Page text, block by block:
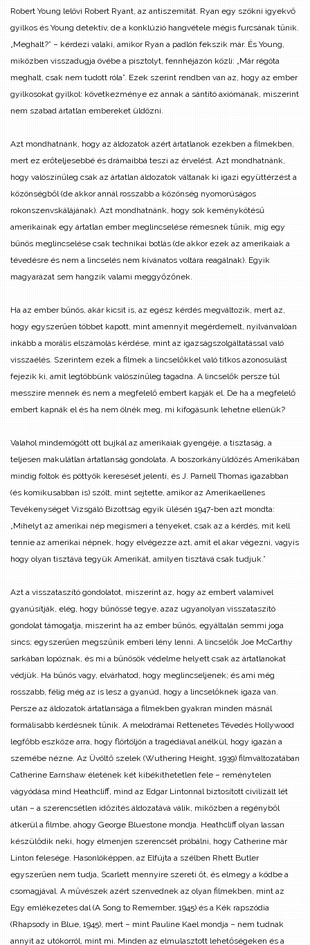
Robert Young lelövi Robert Ryant, az antiszemitát. Ryan egy szökni igyekvő
gyilkos és Young detektív, de a konklúzió hangvétele mégis furcsának tűnik.
„Meghalt?” – kérdezi valaki, amikor Ryan a padlón fekszik már. És Young,
miközben visszadugja övébe a pisztolyt, fennhéjázón közli: „Már régóta
meghalt, csak nem tudott róla”. Ezek szerint rendben van az, hogy az ember
gyilkosokat gyilkol: következménye ez annak a sántító axiómának, miszerint
nem szabad ártatlan embereket üldözni.
Azt mondhatnánk, hogy az áldozatok azért ártatlanok ezekben a filmekben,
mert ez erőteljesebbé és drámaibbá teszi az érvelést. Azt mondhatnánk,
hogy valószínűleg csak az ártatlan áldozatok váltanak ki igazi együttérzést a
közönségből (de akkor annál rosszabb a közönség nyomorúságos
rokonszenvskálájának). Azt mondhatnánk, hogy sok keménykötésű
amerikainak egy ártatlan ember meglincselése rémesnek tűnik, míg egy
bűnös meglincselése csak technikai botlás (de akkor ezek az amerikaiak a
tévedésre és nem a lincselés nem kívánatos voltára reagálnak). Egyik
magyarázat sem hangzik valami meggyőzőnek.
Ha az ember bűnös, akár kicsit is, az egész kérdés megváltozik, mert az,
hogy egyszerűen többet kapott, mint amennyit megérdemelt, nyilvánvalóan
inkább a morális elszámolás kérdése, mint az igazságszolgáltatással való
visszaélés. Szerintem ezek a filmek a lincselőkkel való titkos azonosulást
fejezik ki, amit legtöbbünk valószínűleg tagadna. A lincselők persze túl
messzire mennek és nem a megfelelő embert kapják el. De ha a megfelelő
embert kapnák el és ha nem ölnék meg, mi kifogásunk lehetne ellenük?
Valahol mindemögött ott bujkál az amerikaiak gyengéje, a tisztaság, a
teljesen makulátlan ártatlanság gondolata. A boszorkányüldözés Amerikában
mindig foltok és pöttyök keresését jelenti, és J. Parnell Thomas igazabban
(és komikusabban is) szólt, mint sejtette, amikor az Amerikaellenes
Tevékenységet Vizsgáló Bizottság egyik ülésén 1947-ben azt mondta:
„Mihelyt az amerikai nép megismeri a tényeket, csak az a kérdés, mit kell
tennie az amerikai népnek, hogy elvégezze azt, amit el akar végezni, vagyis
hogy olyan tisztává tegyük Amerikát, amilyen tisztává csak tudjuk.”
Azt a visszataszító gondolatot, miszerint az, hogy az embert valamivel
gyanúsítják, elég, hogy bűnössé tegye, azaz ugyanolyan visszataszító
gondolat támogatja, miszerint ha az ember bűnös, egyáltalán semmi joga
sincs; egyszerűen megszűnik emberi lény lenni. A lincselők Joe McCarthy
sarkában lopóznak, és mi a bűnösök védelme helyett csak az ártatlanokat
védjük. Ha bűnös vagy, elvárhatod, hogy meglincseljenek; és ami még
rosszabb, félig még az is lesz a gyanúd, hogy a lincselőknek igaza van.
Persze az áldozatok ártatlansága a filmekben gyakran minden másnál
formálisabb kérdésnek tűnik. A melodrámai Rettenetes Tévedés Hollywood
legfőbb eszköze arra, hogy flörtöljön a tragédiával anélkül, hogy igazán a
szemébe nézne. Az Üvöltő szelek (Wuthering Height, 1939) filmváltozatában
Catherine Earnshaw életének két kibékíthetetlen fele – reménytelen
vágyódása mind Heathcliff, mind az Edgar Lintonnal biztosított civilizált lét
után – a szerencsétlen időzítés áldozatává válik, miközben a regényből
átkerül a filmbe, ahogy George Bluestone mondja. Heathcliff olyan lassan
készülődik neki, hogy elmenjen szerencsét próbálni, hogy Catherine már
Linton felesége. Hasonlóképpen, az Elfújta a szélben Rhett Butler
egyszerűen nem tudja, Scarlett mennyire szereti őt, és elmegy a ködbe a
csomagjával. A művészek azért szenvednek az olyan filmekben, mint az
Egy emlékezetes dal (A Song to Remember, 1945) és a Kék rapszódia
(Rhapsody in Blue, 1945), mert – mint Pauline Kael mondja – nem tudnak
annyit az utókorról, mint mi. Minden az elmulasztott lehetőségeken és a